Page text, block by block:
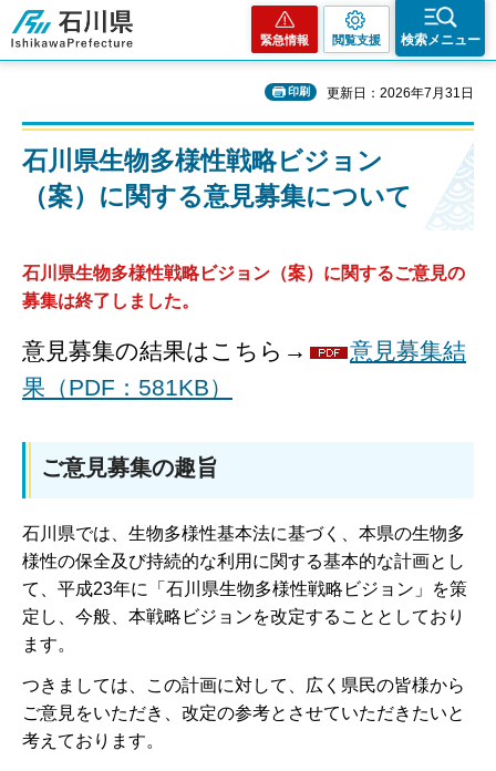
石川県
緊急情報 閲覧支援 検索メニュー
印刷 更新日：2026年7月31日
石川県生物多様性戦略ビジョン
（案）に関する意見募集について
石川県生物多様性戦略ビジョン（案）に関するご意見の
募集は終了しました。
意見募集の結果はこちら→
意見募集結
果（PDF：581KB）
ご意見募集の趣旨
石川県では、生物多様性基本法に基づく、本県の生物多
様性の保全及び持続的な利用に関する基本的な計画とし
て、平成23年に「石川県生物多様性戦略ビジョン」を策
定し、今般、本戦略ビジョンを改定することとしており
ます。
つきましては、この計画に対して、広く県民の皆様から
ご意見をいただき、改定の参考とさせていただきたいと
考えております。